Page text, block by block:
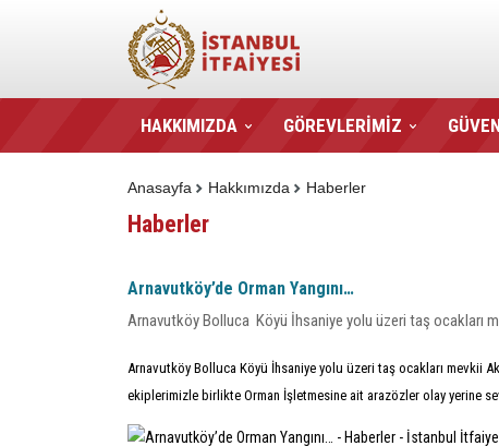
HAKKIMIZDA GÖREVLERİMİZ
Haberler
Hakkımızda
Anasayfa
Haberler
Arnavutköy’de Orman Yangını…
Arnavutköy Bolluca Köyü İhsaniye yolu üzeri taş ocakları
Arnavutköy Bolluca Köyü İhsaniye yolu üzeri taş ocakları mevkii
ekiplerimizle birlikte Orman İşletmesine ait arazözler olay yerine